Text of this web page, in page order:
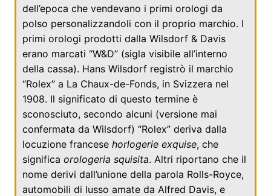
dell’epoca che vendevano i primi orologi da
polso personalizzandoli con il proprio marchio. I
primi orologi prodotti dalla Wilsdorf & Davis
erano marcati “W&D” (sigla visibile all’interno
della cassa). Hans Wilsdorf registrò il marchio
“Rolex” a La Chaux-de-Fonds, in Svizzera nel
1908. Il significato di questo termine è
sconosciuto, secondo alcuni (versione mai
confermata da Wilsdorf) “Rolex” deriva dalla
locuzione francese horlogerie exquise, che
significa orologeria squisita. Altri riportano che il
nome derivi dall’unione della parola Rolls-Royce,
automobili di lusso amate da Alfred Davis, e